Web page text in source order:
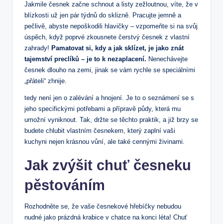
Jakmile česnek začne schnout a listy zežloutnou, víte, že v
blízkosti už jen pár týdnů do sklizně. Pracujte jemně a
pečlivě, abyste nepoškodili hlavičky – vzpomeňte si na svůj
úspěch, když poprvé zkousnete čerstvý česnek z vlastní
zahrady! Pamatovat si, kdy a jak sklízet, je jako znát
tajemství preclíků – je to k nezaplacení. Nenechávejte
česnek dlouho na zemi, jinak se vám rychle se speciálními
„přáteli“ zhnije.
tedy není jen o zalévání a hnojení. Je to o seznámení se s
jeho specifickými potřebami a přípravě půdy, která mu
umožní vyniknout. Tak, držte se těchto praktik, a již brzy se
budete chlubit vlastním česnekem, který zaplní vaši
kuchyni nejen krásnou vůní, ale také cennými živinami.
Jak zvýšit chuť česneku
pěstováním
Rozhodněte se, že vaše česnekové hřebíčky nebudou
nudné jako prázdná krabice v chatce na konci léta! Chuť